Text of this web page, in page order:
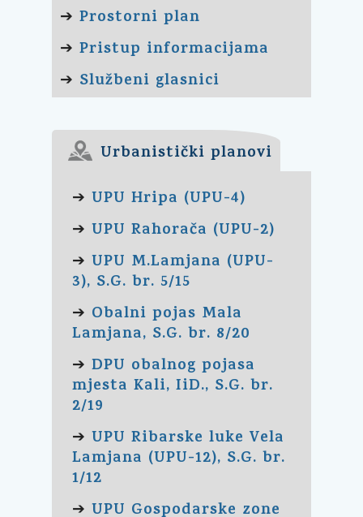
➔ Prostorni plan
➔ Pristup informacijama
➔ Službeni glasnici
Urbanistički planovi
➔ UPU Hripa (UPU-4)
➔ UPU Rahorača (UPU-2)
➔ UPU M.Lamjana (UPU-
3), S.G. br. 5/15
➔ Obalni pojas Mala
Lamjana, S.G. br. 8/20
➔ DPU obalnog pojasa
mjesta Kali, IiD., S.G. br.
2/19
➔ UPU Ribarske luke Vela
Lamjana (UPU-12), S.G. br.
1/12
➔ UPU Gospodarske zone